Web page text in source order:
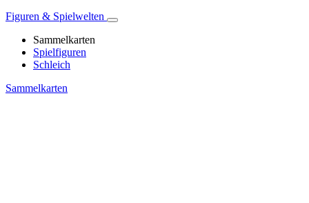
Figuren & Spielwelten
Sammelkarten
Spielfiguren
Schleich
Sammelkarten